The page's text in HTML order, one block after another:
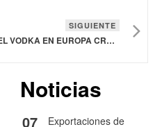
SIGUIENTE
SE PREVÉ QUE EL MERCADO DEL VODKA EN EUROPA CREZCA A 1,700 MDD EN 2029
Noticias
Exportaciones de
07